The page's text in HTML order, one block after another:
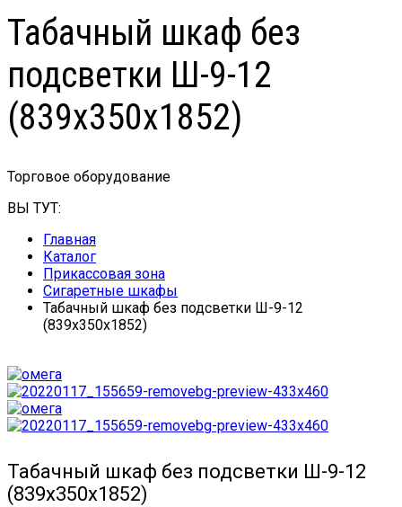
Табачный шкаф без
подсветки Ш-9-12
(839х350х1852)
Торговое оборудование
ВЫ ТУТ:
Главная
Каталог
Прикассовая зона
Сигаретные шкафы
Табачный шкаф без подсветки Ш-9-12
(839х350х1852)
Табачный шкаф без подсветки Ш-9-12
(839х350х1852)